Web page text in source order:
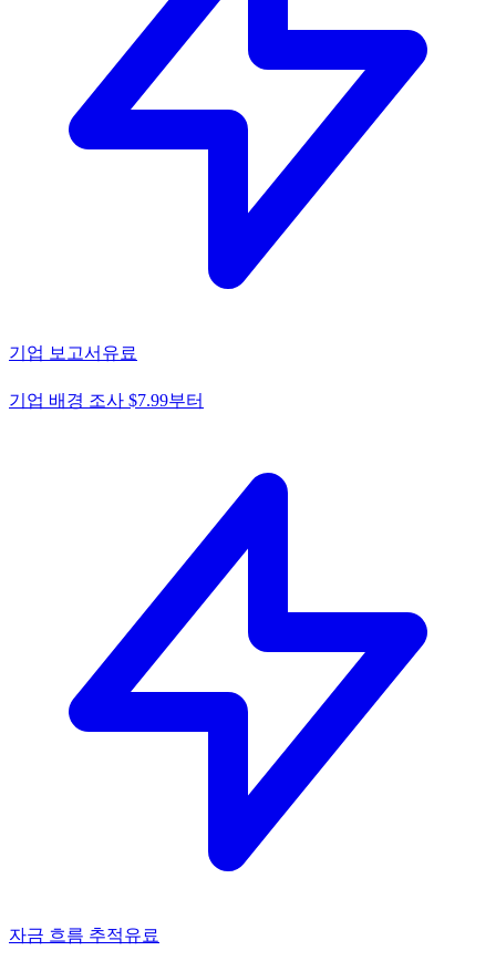
기업 보고서 유료
기업 배경 조사 $7.99부터
자금 흐름 추적유료